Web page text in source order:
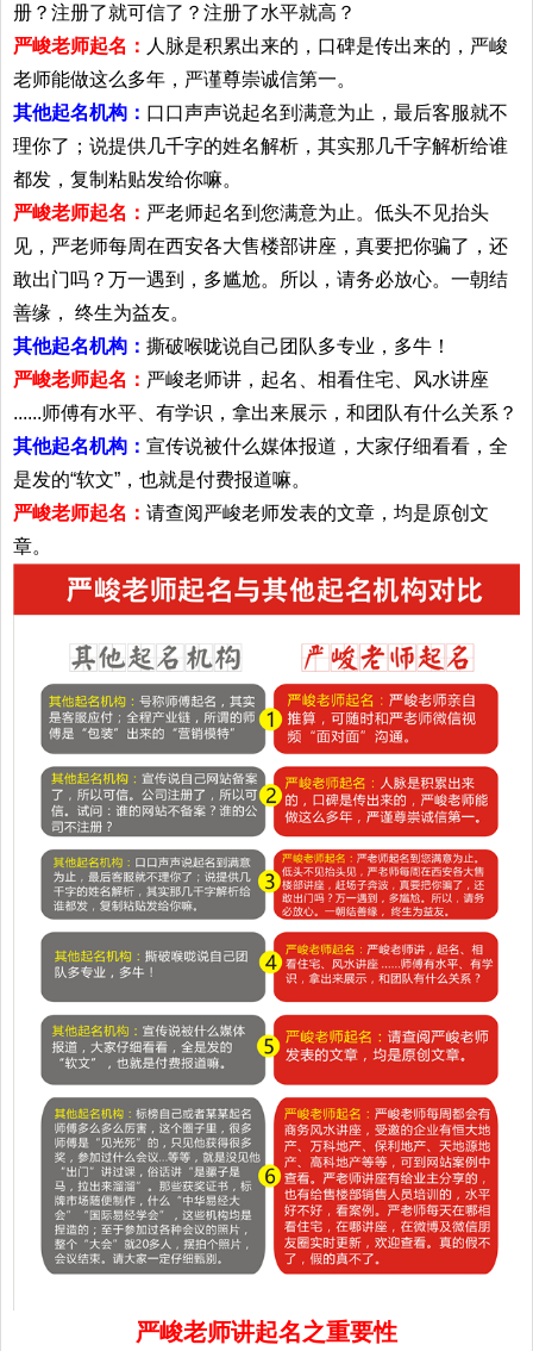
册？注册了就可信了？注册了水平就高？
严峻老师起名： 人脉是积累出来的，口碑是传出来的，严峻
老师能做这么多年，严谨尊崇诚信第一。
其他起名机构： 口口声声说起名到满意为止，最后客服就不
理你了；说提供几千字的姓名解析，其实那几千字解析给谁
都发，复制粘贴发给你嘛。
严峻老师起名： 严老师起名到您满意为止。低头不见抬头
见，严老师每周在西安各大售楼部讲座，真要把你骗了，还
敢出门吗？万一遇到，多尴尬。所以，请务必放心。一朝结
善缘， 终生为益友。
其他起名机构： 撕破喉咙说自己团队多专业，多牛！
严峻老师起名： 严峻老师讲，起名、相看住宅、风水讲座
......师傅有水平、有学识，拿出来展示，和团队有什么关系？
其他起名机构： 宣传说被什么媒体报道，大家仔细看看，全
是发的“软文”，也就是付费报道嘛。
严峻老师起名： 请查阅严峻老师发表的文章，均是原创文
章。
严峻老师讲起名之重要性